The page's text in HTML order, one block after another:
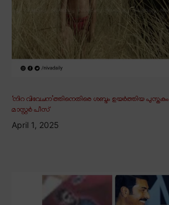
‘നിറ വിവേചന’ത്തിനെതിരെ ശബ്ദം ഉയർത്തിയ
മാസ്റ്റർ പീസ്
April 1, 2025